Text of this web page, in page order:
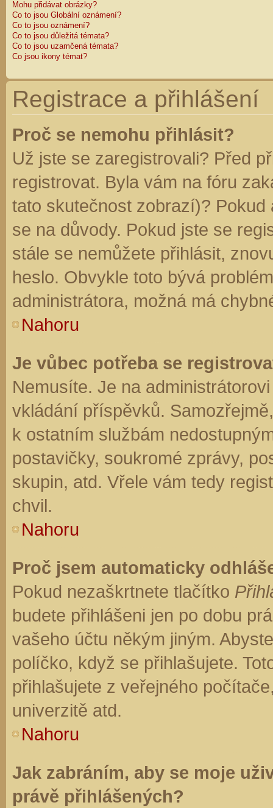
Mohu přidávat obrázky?
Co to jsou Globální oznámení?
Co to jsou oznámení?
Co to jsou důležitá témata?
Co to jsou uzamčená témata?
Co jsou ikony témat?
Registrace a přihlášení
Proč se nemohu přihlásit?
Už jste se zaregistrovali? Před
registrovat. Byla vám na fóru
tato skutečnost zobrazí)?
se na důvody. Pokud jste se
stále se nemůžete přihlásit,
heslo. Obvykle toto bývá
administrátora, možná má
Nahoru
Je vůbec potřeba se
Nemusíte. Je na
vkládání příspěvků.
k ostatním službám
postavičky, soukromé zprávy,
skupin, atd. Vřele vám tedy
chvil.
Nahoru
Proč jsem automaticky
Pokud nezaškrtnete tlačítko
budete přihlášeni jen po dobu
vašeho účtu někým jiným.
políčko, když se přihlašujete.
přihlašujete z veřejného
univerzitě atd.
Nahoru
Jak zabráním, aby se moje
právě přihlášených?